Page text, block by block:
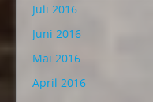
Juli 2016
Juni 2016
Mai 2016
April 2016